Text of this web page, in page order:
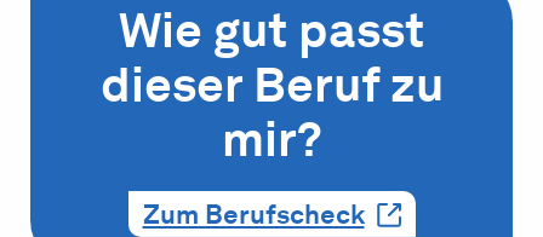
Wie gut passt
dieser Beruf zu
mir?
Zum Berufscheck